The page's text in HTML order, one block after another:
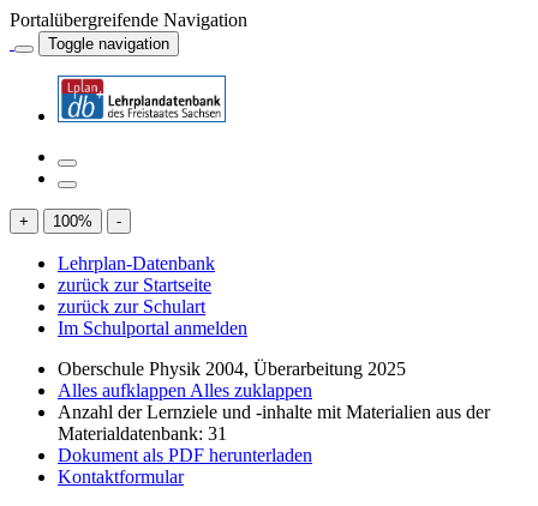
Portalübergreifende Navigation
Toggle navigation
+ 100% -
Lehrplan-Datenbank
zurück zur Startseite
zurück zur Schulart
Im Schulportal anmelden
Oberschule Physik 2004, Überarbeitung 2025
Alles aufklappen Alles zuklappen
Anzahl der Lernziele und -inhalte mit Materialien aus der
Materialdatenbank: 31
Dokument als PDF herunterladen
Kontaktformular